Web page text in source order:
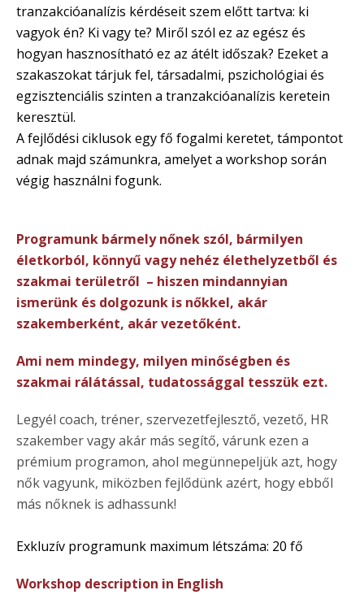
tranzakcióanalízis kérdéseit szem előtt tartva: ki
vagyok én? Ki vagy te? Miről szól ez az egész és
hogyan hasznosítható ez az átélt időszak? Ezeket a
szakaszokat tárjuk fel, társadalmi, pszichológiai és
egzisztenciális szinten a tranzakcióanalízis keretein
keresztül.
A fejlődési ciklusok egy fő fogalmi keretet, támpontot
adnak majd számunkra, amelyet a workshop során
végig használni fogunk.
Programunk bármely nőnek szól, bármilyen
életkorból, könnyű vagy nehéz élethelyzetből és
szakmai területről – hiszen mindannyian
ismerünk és dolgozunk is nőkkel, akár
szakemberként, akár vezetőként.
Ami nem mindegy, milyen minőségben és
szakmai rálátással, tudatossággal tesszük ezt.
Legyél coach, tréner, szervezetfejlesztő, vezető, HR
szakember vagy akár más segítő, várunk ezen a
prémium programon, ahol megünnepeljük azt, hogy
nők vagyunk, miközben fejlődünk azért, hogy ebből
más nőknek is adhassunk!
Exkluzív programunk maximum létszáma: 20 fő
Workshop description in English